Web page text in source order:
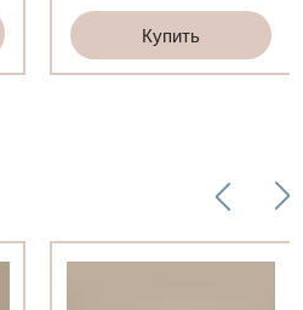
«Колесо
Купить